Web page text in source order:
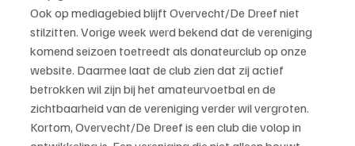
Ook op mediagebied blijft Overvecht/De Dreef niet
stilzitten. Vorige week werd bekend dat de vereniging
komend seizoen toetreedt als donateurclub op onze
website. Daarmee laat de club zien dat zij actief
betrokken wil zijn bij het amateurvoetbal en de
zichtbaarheid van de vereniging verder wil vergroten.
Kortom, Overvecht/De Dreef is een club die volop in